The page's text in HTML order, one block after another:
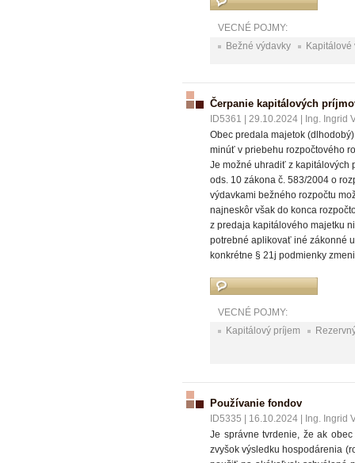
VECNÉ POJMY:
Bežné výdavky
Kapitálové
Čerpanie kapitálových
ID5361 29.10.2024
Ing. Ingrid
Obec predala majetok
minúť v priebehu rozpočtového
Je možné uhradiť z kapitálových
ods. 10 zákona č. 583/2004 o
výdavkami bežného rozpočtu
najneskôr však do konca
z predaja kapitálového majetku
potrebné aplikovať iné zákonné
konkrétne § 21j podmienky
VECNÉ POJMY:
Kapitálový príjem
Používanie fondov
ID5335 16.10.2024
Ing. Ingrid
Je správne tvrdenie, že ak
zvyšok výsledku hospodárenia